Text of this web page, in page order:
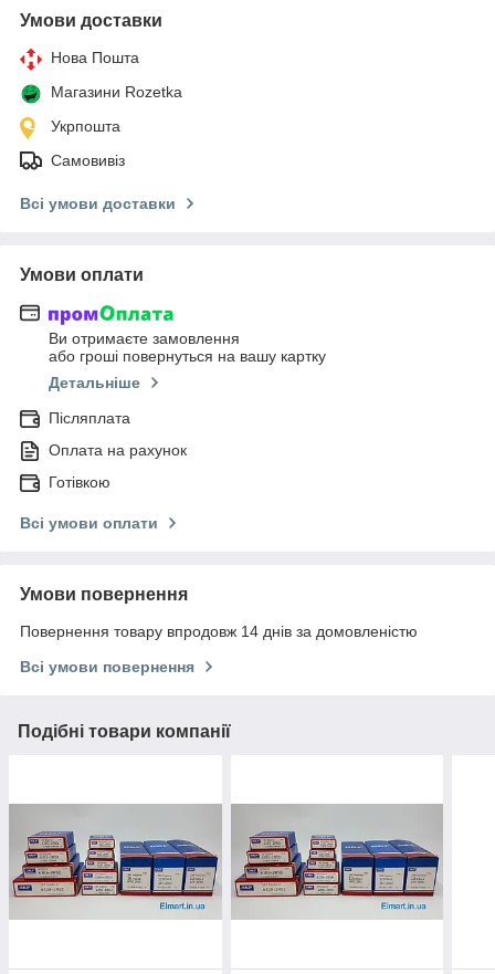
Умови доставки
Нова Пошта
Магазини Rozetka
Укрпошта
Самовивіз
Всі умови доставки
Умови оплати
Ви отримаєте замовлення
або гроші повернуться на вашу картку
Детальніше
Післяплата
Оплата на рахунок
Готівкою
Всі умови оплати
Умови повернення
Повернення товару впродовж 14 днів за домовленістю
Всі умови повернення
Подібні товари компанії